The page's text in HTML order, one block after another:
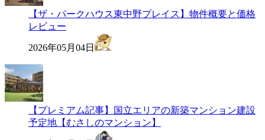
【ザ・パークハウス東中野プレイス】物件概要と価格
レビュー
2026年05月04日
【プレミアム記事】国立エリアの新築マンション建設
予定地【むさしのマンション】